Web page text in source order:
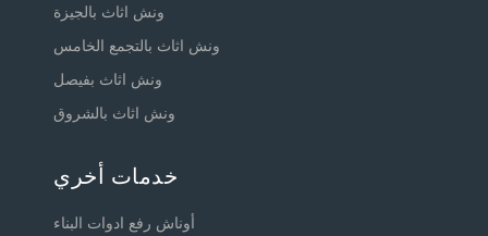
ونش اثاث بالجيزة
ونش اثاث بالتجمع الخامس
ونش اثاث بفيصل
ونش اثاث بالشروق
خدمات أخري
أوناش رفع ادوات البناء